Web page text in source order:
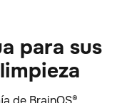
para sus